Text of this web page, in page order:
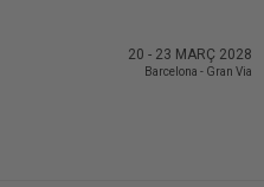
20 - 23 MARÇ 2028
Barcelona - Gran Via